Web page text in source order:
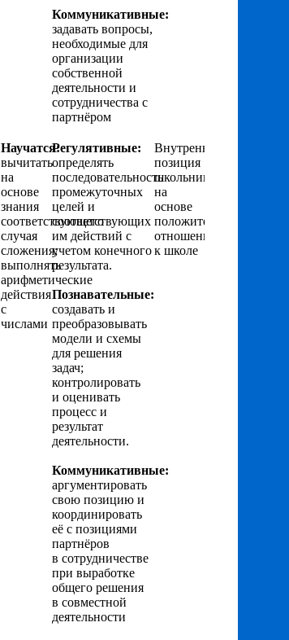
Коммуникативные:
задавать вопросы,
необходимые для
организации
собственной
деятельности и
сотрудничества с
партнёром
Научатся:
вычитать
на
основе
знания
соответствующего
случая
сложения;
выполнять
арифметические
действия
с
числами
Регулятивные:
определять
последовательность
промежуточных
целей и
соответствующих
им действий с
учетом конечного
результата.
Познавательные:
создавать и
преобразовывать
модели и схемы
для решения
задач;
контролировать
и оценивать
процесс и
результат
деятельности.
Коммуникативные:
аргументировать
свою позицию и
координировать
её с позициями
партнёров
в сотрудничестве
при выработке
общего решения
в совместной
деятельности
Внутренняя
позиция
школьника
на
основе
положительного
отношения
к школе